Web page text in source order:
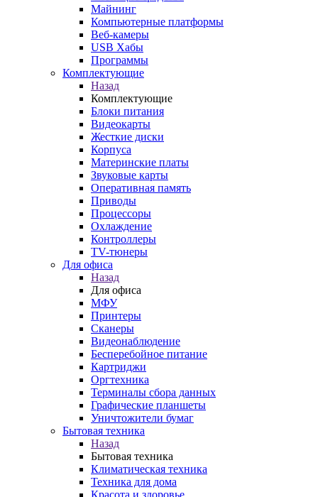
Майнинг
Компьютерные платформы
Веб-камеры
USB Хабы
Программы
Комплектующие
Назад
Комплектующие
Блоки питания
Видеокарты
Жесткие диски
Корпуса
Материнские платы
Звуковые карты
Оперативная память
Приводы
Процессоры
Охлаждение
Контроллеры
TV-тюнеры
Для офиса
Назад
Для офиса
МФУ
Принтеры
Сканеры
Видеонаблюдение
Бесперебойное питание
Картриджи
Оргтехника
Терминалы сбора данных
Графические планшеты
Уничтожители бумаг
Бытовая техника
Назад
Бытовая техника
Климатическая техника
Техника для дома
Красота и здоровье